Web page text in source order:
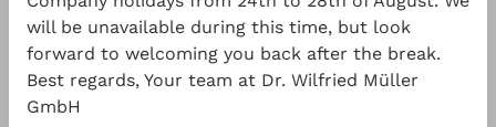
Magasin en ligne
will be unavailable during this time, but look
forward to welcoming you back after the break.
Best regards, Your team at Dr. Wilfried Müller
GmbH